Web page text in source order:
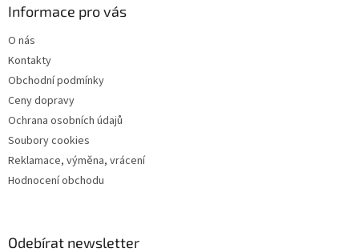
Informace pro vás
O nás
Kontakty
Obchodní podmínky
Ceny dopravy
Ochrana osobních údajů
Soubory cookies
Reklamace, výměna, vrácení
Hodnocení obchodu
Odebírat newsletter